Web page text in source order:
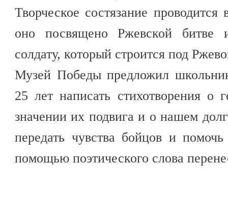
Творческое состязание
оно посвящено Ржевской битве
солдату, который строится под
Музей Победы предложил
25 лет написать стихотворения о
значении их подвига и о нашем
передать чувства бойцов и
помощью поэтического слова